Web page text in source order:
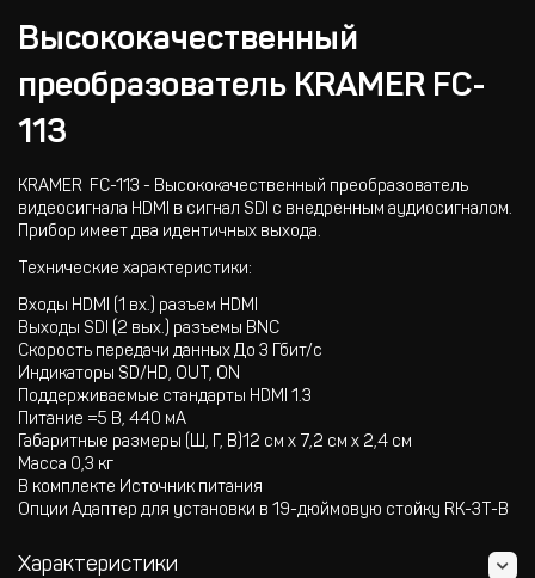
Высококачественный
преобразователь KRAMER FC-
113
KRAMER FC-113 - Высококачественный преобразователь
видеосигнала HDMI в сигнал SDI с внедренным аудиосигналом.
Прибор имеет два идентичных выхода.
Технические характеристики:
Входы HDMI (1 вх.) разъем HDMI
Выходы SDI (2 вых.) разъемы BNC
Скорость передачи данных До 3 Гбит/с
Индикаторы SD/HD, OUT, ON
Поддерживаемые стандарты HDMI 1.3
Питание =5 В, 440 мА
Габаритные размеры (Ш, Г, В)12 см x 7,2 см x 2,4 см
Масса 0,3 кг
В комплекте Источник питания
Опции Адаптер для установки в 19-дюймовую стойку RK-3Т-B
Характеристики